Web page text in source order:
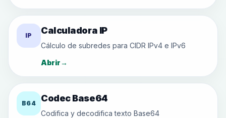
IP Calculadora IP
Cálculo de subredes para CIDR IPv4 e IPv6
Abrir→
B64 Codec Base64
Codifica y decodifica texto Base64